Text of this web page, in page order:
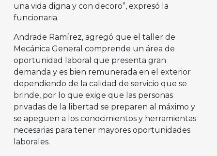
una vida digna y con decoro”, expresó la
funcionaria.
Andrade Ramírez, agregó que el taller de
Mecánica General comprende un área de
oportunidad laboral que presenta gran
demanda y es bien remunerada en el exterior
dependiendo de la calidad de servicio que se
brinde, por lo que exige que las personas
privadas de la libertad se preparen al máximo y
se apeguen a los conocimientos y herramientas
necesarias para tener mayores oportunidades
laborales.